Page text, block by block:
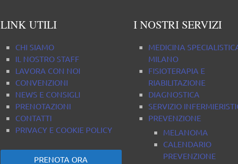
LINK UTILI
CHI SIAMO
IL NOSTRO STAFF
LAVORA CON NOI
CONVENZIONI
NEWS E CONSIGLI
PRENOTAZIONI
CONTATTI
PRIVACY E COOKIE POLICY
PRENOTA ORA
I NOSTRI SERVIZI
MEDICINA
MILANO
FISIOTERAPIA E
RIABILITAZIONE
DIAGNOSTICA
SERVIZIO
PREVENZIONE
MELANOMA
CALENDARIO
PREVENZIONE